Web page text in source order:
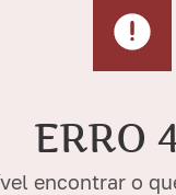
ERRO
encontrar o